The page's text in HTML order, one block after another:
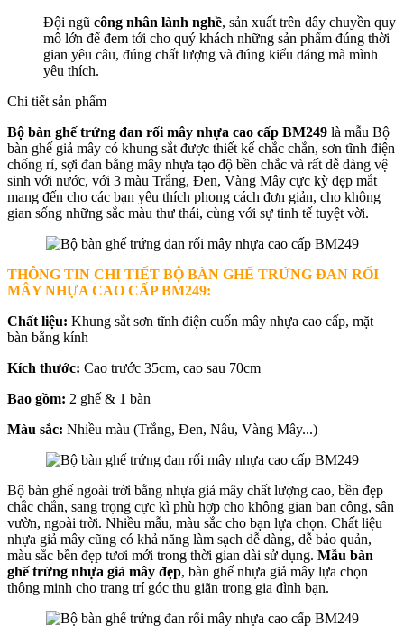
Đội ngũ công nhân lành nghề, sản xuất trên dây chuyền quy
mô lớn để đem tới cho quý khách những sản phẩm đúng thời
gian yêu câu, đúng chất lượng và đúng kiểu dáng mà mình
yêu thích.
Chi tiết sản phẩm
Bộ bàn ghế trứng đan rối mây nhựa cao cấp BM249 là mẫu Bộ
bàn ghế giả mây có khung sắt được thiết kế chắc chắn, sơn tĩnh điện
chống rỉ, sợi đan bằng mây nhựa tạo độ bền chắc và rất dễ dàng vệ
sinh với nước, với 3 màu Trắng, Đen, Vàng Mây cực kỳ đẹp mắt
mang đến cho các bạn yêu thích phong cách đơn giản, cho không
gian sống những sắc màu thư thái, cùng với sự tinh tế tuyệt vời.
THÔNG TIN CHI TIẾT BỘ BÀN GHẾ TRỨNG ĐAN RỐI
MÂY NHỰA CAO CẤP BM249:
Chất liệu: Khung sắt sơn tĩnh điện cuốn mây nhựa cao cấp, mặt
bàn bằng kính
Kích thước: Cao trước 35cm, cao sau 70cm
Bao gồm: 2 ghế & 1 bàn
Màu sắc: Nhiều màu (Trắng, Đen, Nâu, Vàng Mây...)
Bộ bàn ghế ngoài trời bằng nhựa giả mây chất lượng cao, bền đẹp
chắc chắn, sang trọng cực kì phù hợp cho không gian ban công, sân
vườn, ngoài trời. Nhiều mẫu, màu sắc cho bạn lựa chọn. Chất liệu
nhựa giả mây cũng có khả năng làm sạch dễ dàng, dễ bảo quản,
màu sắc bền đẹp tươi mới trong thời gian dài sử dụng. Mẫu bàn
ghế trứng nhựa giả mây đẹp, bàn ghế nhựa giả mây lựa chọn
thông minh cho trang trí góc thu giãn trong gia đình bạn.